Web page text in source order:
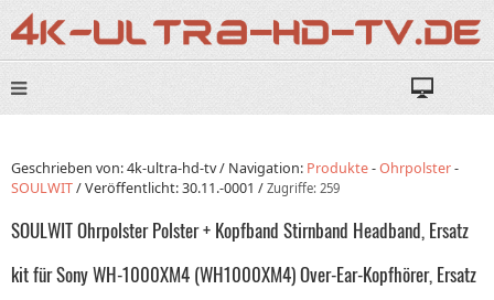
Geschrieben von: 4k-ultra-hd-tv / Navigation: Produkte-Ohrpolster-
SOULWIT/Veröffentlicht:30.11.-0001 / Zugriffe: 259
SOULWIT Ohrpolster Polster + Kopfband Stirnband Headband, Ersatz
kit für Sony WH-1000XM4 (WH1000XM4) Over-Ear-Kopfhörer, Ersatz